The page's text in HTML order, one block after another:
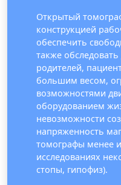
Открытый
конструкцией
обеспечить
также обследовать
родителей,
большим весом,
возможностями
оборудованием
невозможности
напряженность
томографы менее
исследованиях
стопы, гипофиз).